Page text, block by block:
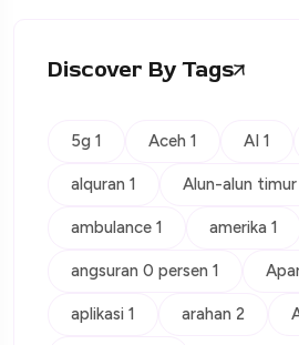
Discover By Tags
5g 1 Aceh 1 AI 1
alquran 1 Alun-alun timur
ambulance 1 amerika 1
angsuran 0 persen 1
aplikasi 1 arahan 2